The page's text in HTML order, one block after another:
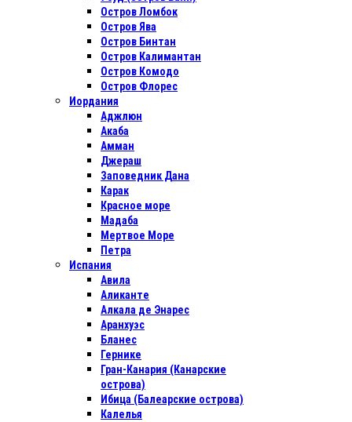
Остров Ломбок
Остров Ява
Остров Бинтан
Остров Калимантан
Остров Комодо
Остров Флорес
Иордания
Аджлюн
Акаба
Амман
Джераш
Заповедник Дана
Карак
Красное море
Мадаба
Мертвое Море
Петра
Испания
Авила
Аликанте
Алкала де Энарес
Аранхуэс
Бланес
Гернике
Гран-Канария (Канарские
острова)
Ибица (Балеарские острова)
Калелья